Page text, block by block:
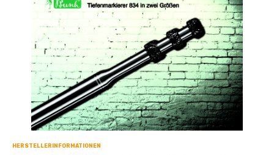
HERSTELLERINFORMATIONEN